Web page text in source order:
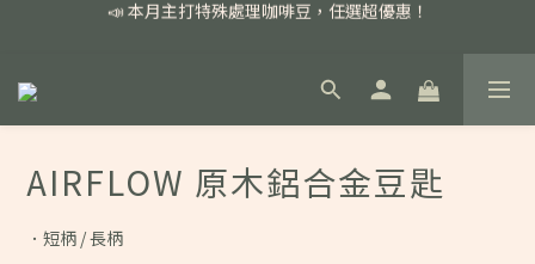
📣 本月主打特殊處理咖啡豆，任選超優惠！
📣 📣 新加入會員即享百元購物金，消費滿額再享免運費！
📣 本月主打特殊處理咖啡豆，任選超優惠！
AIRFLOW 原木鋁合金豆匙
．短柄 / 長柄